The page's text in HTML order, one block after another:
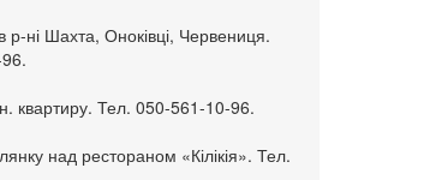
р-ні Шахта, Оноківці, Червениця.
квартиру. Тел. 050-561-10-96.
над рестораном «Кілікія». Тел.